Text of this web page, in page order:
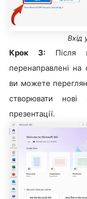
Вхід
Крок 3: Після
перенаправлені
ви можете
створювати нові
презентації.